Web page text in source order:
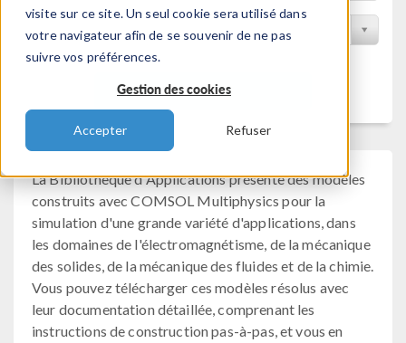
visite sur ce site. Un seul cookie sera utilisé dans
votre navigateur afin de se souvenir de ne pas
suivre vos préférences.
Gestion des cookies
Accepter Refuser
Filtrer par produit
Filtrer
La Bibliothèque d'Applications présente des modèles
construits avec COMSOL Multiphysics pour la
simulation d'une grande variété d'applications, dans
les domaines de l'électromagnétisme, de la mécanique
des solides, de la mécanique des fluides et de la chimie.
Vous pouvez télécharger ces modèles résolus avec
leur documentation détaillée, comprenant les
instructions de construction pas-à-pas, et vous en